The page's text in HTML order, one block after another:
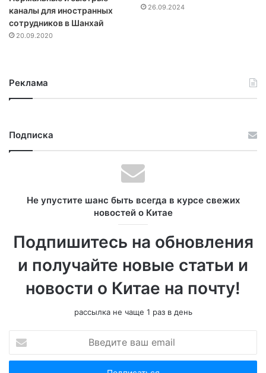
каналы для иностранных
сотрудников в Шанхай
20.09.2020
26.09.2024
Реклама
Подписка
Не упустите шанс быть всегда в курсе свежих
новостей о Китае
Подпишитесь на обновления
и получайте новые статьи и
новости о Китае на почту!
рассылка не чаще 1 раз в день
е